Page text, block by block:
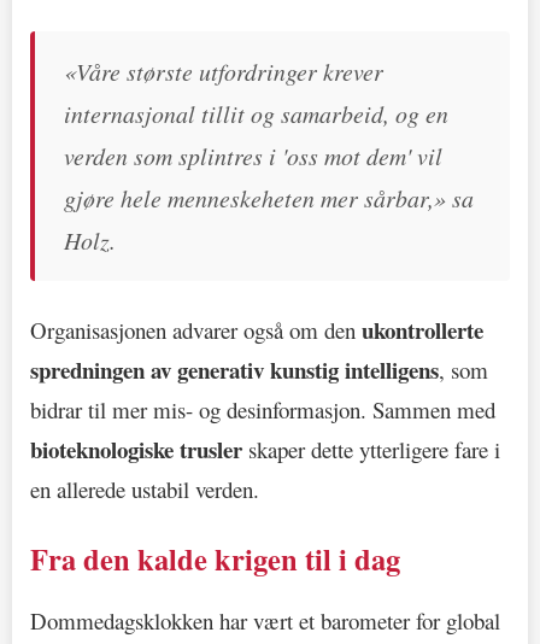
«Våre største utfordringer krever
internasjonal tillit og samarbeid, og en
verden som splintres i 'oss mot dem' vil
gjøre hele menneskeheten mer sårbar,» sa
Holz.
Organisasjonen advarer også om den ukontrollerte
spredningen av generativ kunstig intelligens, som
bidrar til mer mis- og desinformasjon. Sammen med
bioteknologiske trusler skaper dette ytterligere fare i
en allerede ustabil verden.
Fra den kalde krigen til i dag
Dommedagsklokken har vært et barometer for global